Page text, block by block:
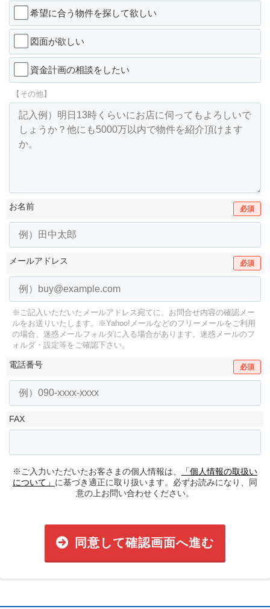
希望に合う物件を探して欲しい
図面が欲しい
資金計画の相談をしたい
【その他】
お名前 必須
メールアドレス 必須
※ご記入いただいたメールアドレス宛てに、お問合せ内容の確認メー
ルをお送りいたします。
※Yahoo!メールなどのフリーメールをご利用
の場合、迷惑メールフォルダに入る場合があります。 迷惑メールのフ
ォルダ・設定等をご確認下さい。
電話番号 必須
FAX
※ご入力いただいたお客さまの個人情報は、
「個人情報の取扱い
について」 に基づき適正に取り扱います。必ずお読みになり、同
意の上お問い合わせください。
同意して確認画面へ進む